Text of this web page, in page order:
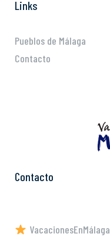
Links
Pueblos de Málaga
Contacto
Contacto
VacacionesEnMálaga